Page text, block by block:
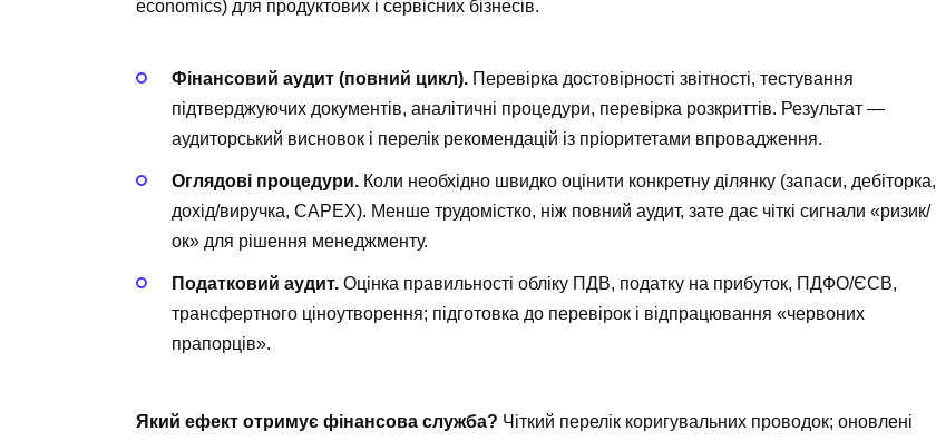
economics) для продуктових і сервісних бізнесів.
Фінансовий аудит (повний цикл). Перевірка достовірності звітності, тестування
підтверджуючих документів, аналітичні процедури, перевірка розкриттів. Результат —
аудиторський висновок і перелік рекомендацій із пріоритетами впровадження.
Оглядові процедури. Коли необхідно швидко оцінити конкретну ділянку (запаси, дебіторка,
дохід/виручка, CAPEX). Менше трудомістко, ніж повний аудит, зате дає чіткі сигнали «ризик/
ок» для рішення менеджменту.
Податковий аудит. Оцінка правильності обліку ПДВ, податку на прибуток, ПДФО/ЄСВ,
трансфертного ціноутворення; підготовка до перевірок і відпрацювання «червоних
прапорців».
Який ефект отримує фінансова служба? Чіткий перелік коригувальних проводок; оновлені